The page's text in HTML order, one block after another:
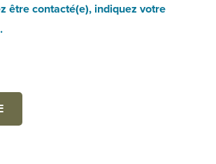
être contacté(e), indiquez votre